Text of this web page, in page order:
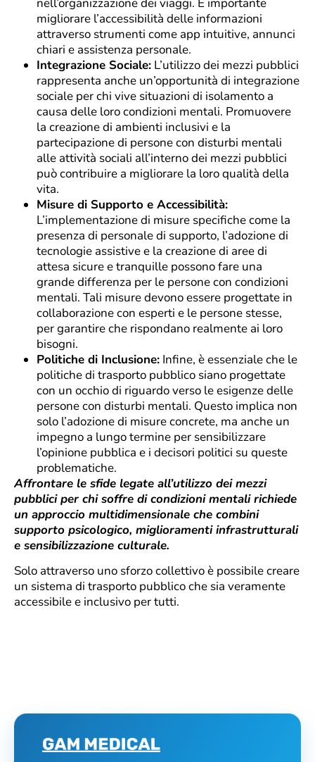
migliorare l’accessibilità delle informazioni
attraverso strumenti come app intuitive, annunci
chiari e assistenza personale.
Integrazione Sociale: L’utilizzo dei mezzi pubblici
rappresenta anche un’opportunità di integrazione
sociale per chi vive situazioni di isolamento a
causa delle loro condizioni mentali. Promuovere
la creazione di ambienti inclusivi e la
partecipazione di persone con disturbi mentali
alle attività sociali all’interno dei mezzi pubblici
può contribuire a migliorare la loro qualità della
vita.
Misure di Supporto e Accessibilità:
L’implementazione di misure specifiche come la
presenza di personale di supporto, l’adozione di
tecnologie assistive e la creazione di aree di
attesa sicure e tranquille possono fare una
grande differenza per le persone con condizioni
mentali. Tali misure devono essere progettate in
collaborazione con esperti e le persone stesse,
per garantire che rispondano realmente ai loro
bisogni.
Politiche di Inclusione: Infine, è essenziale che le
politiche di trasporto pubblico siano progettate
con un occhio di riguardo verso le esigenze delle
persone con disturbi mentali. Questo implica non
solo l’adozione di misure concrete, ma anche un
impegno a lungo termine per sensibilizzare
l’opinione pubblica e i decisori politici su queste
problematiche.
Affrontare le sfide legate all’utilizzo dei mezzi
pubblici per chi soffre di condizioni mentali richiede
un approccio multidimensionale che combini
supporto psicologico, miglioramenti infrastrutturali
e sensibilizzazione culturale.
Solo attraverso uno sforzo collettivo è possibile creare
un sistema di trasporto pubblico che sia veramente
accessibile e inclusivo per tutti.